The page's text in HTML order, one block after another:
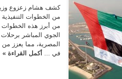
من الخطوات
من أبرز هذه الخطوات
الجوي المباشر
في ... أكمل القراءة »